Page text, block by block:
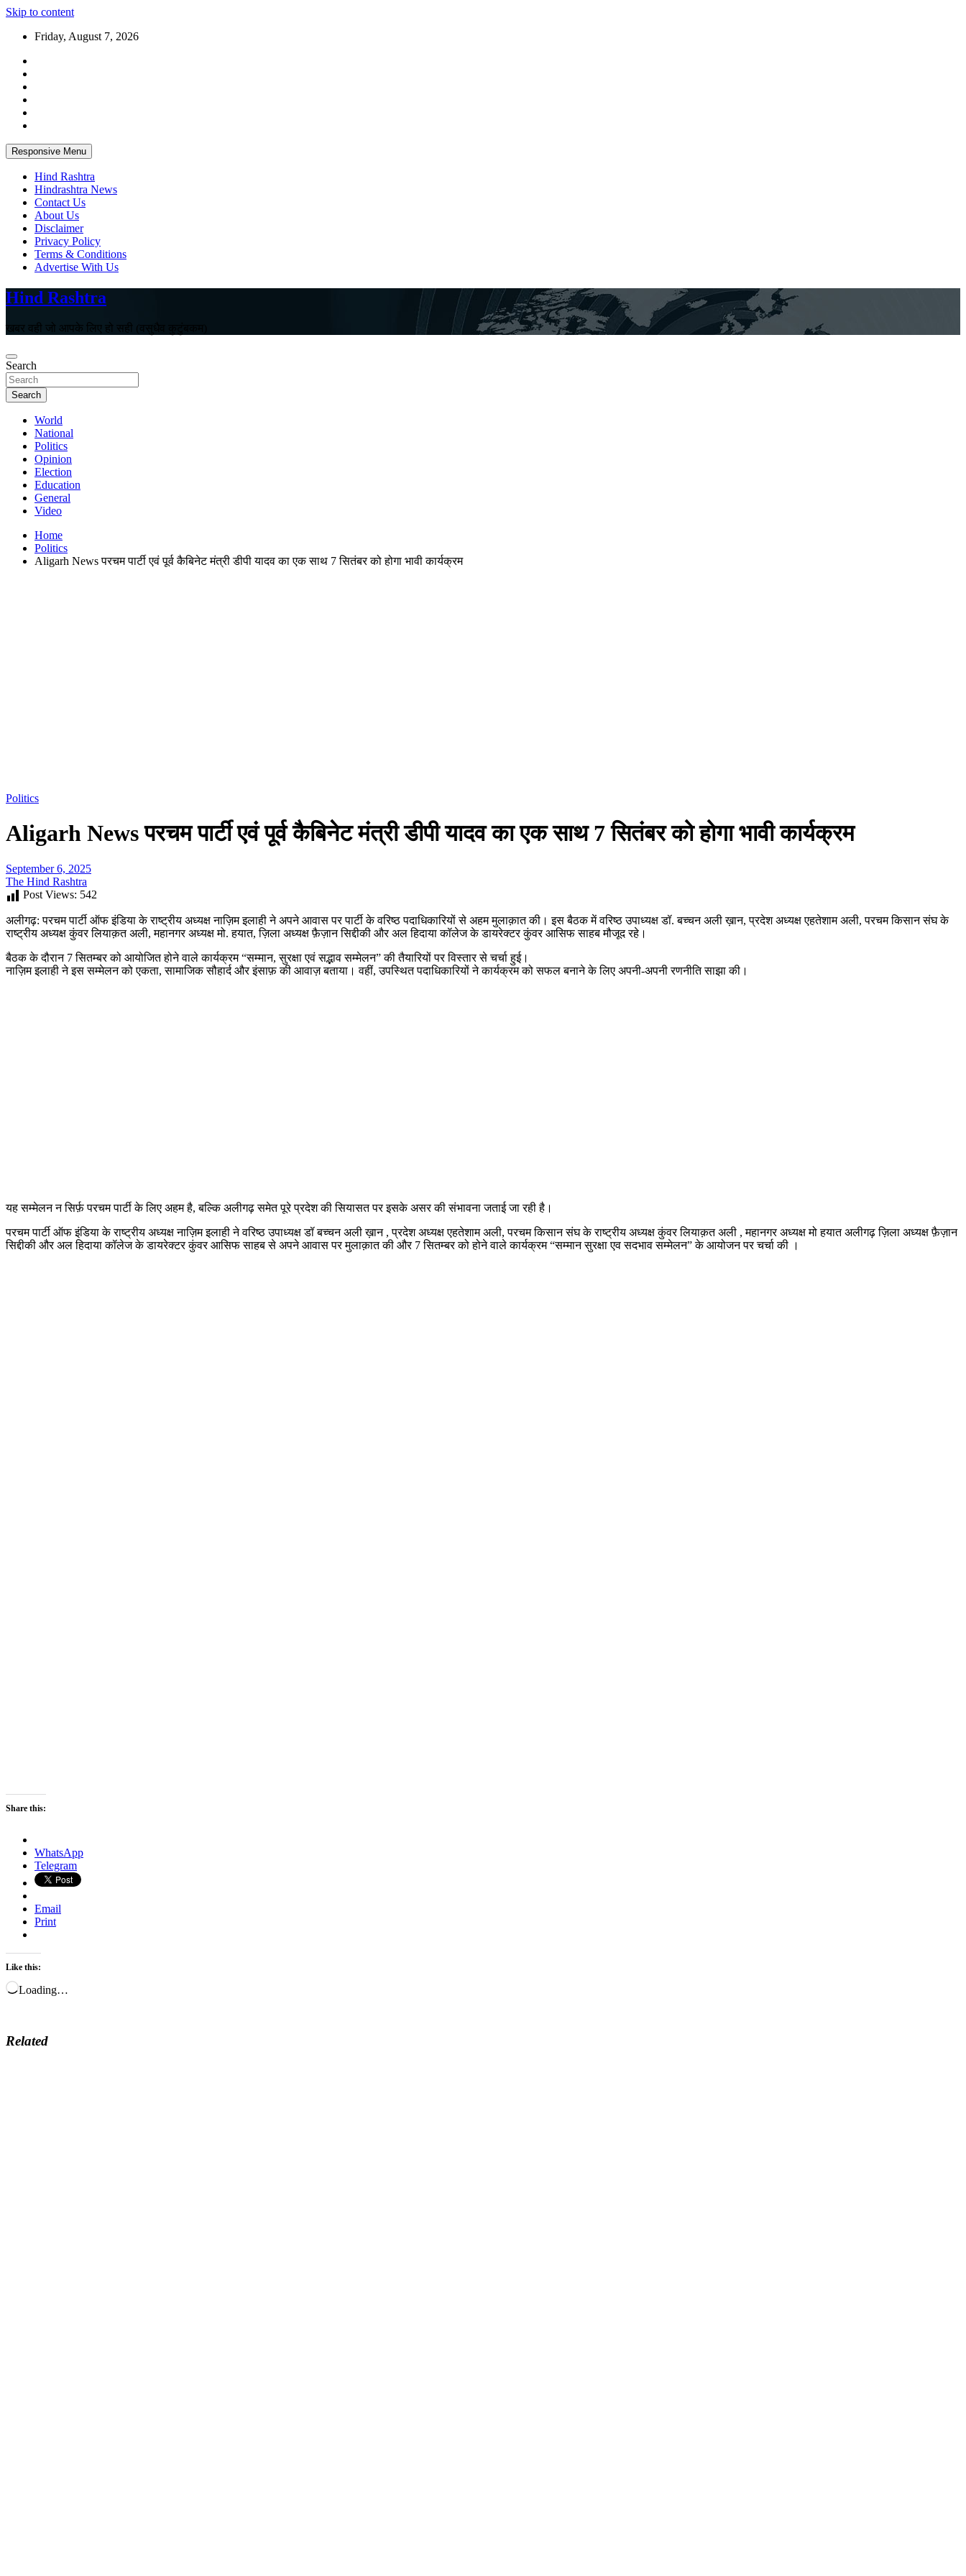
Skip to content
Friday, August 7, 2026
Responsive Menu
Hind Rashtra
Hindrashtra News
Contact Us
About Us
Disclaimer
Privacy Policy
Terms & Conditions
Advertise With Us
Hind Rashtra
खबर वही जो आपके लिए हो सही (वसुधैव कुटुंबकम)
Search
Search
World
National
Politics
Opinion
Election
Education
General
Video
Home
Politics
Aligarh News परचम पार्टी एवं पूर्व कैबिनेट मंत्री डीपी यादव का एक साथ 7 सितंबर को होगा भावी कार्यक्रम
Politics
Aligarh News परचम पार्टी एवं पूर्व कैबिनेट मंत्री डीपी यादव का एक साथ 7 सितंबर को होगा भावी कार्यक्रम
September 6, 2025
The Hind Rashtra
Post Views: 542
अलीगढ़: परचम पार्टी ऑफ इंडिया के राष्ट्रीय अध्यक्ष नाज़िम इलाही ने अपने आवास पर पार्टी के वरिष्ठ पदाधिकारियों से अहम मुलाक़ात की। इस बैठक में वरिष्ठ उपाध्यक्ष डॉ. बच्चन अली ख़ान, प्रदेश अध्यक्ष एहतेशाम अली, परचम किसान संघ के
राष्ट्रीय अध्यक्ष कुंवर लियाक़त अली, महानगर अध्यक्ष मो. हयात, ज़िला अध्यक्ष फ़ैज़ान सिद्दीकी और अल हिदाया कॉलेज के डायरेक्टर कुंवर आसिफ साहब मौजूद रहे।
बैठक के दौरान 7 सितम्बर को आयोजित होने वाले कार्यक्रम “सम्मान, सुरक्षा एवं सद्भाव सम्मेलन” की तैयारियों पर विस्तार से चर्चा हुई।
नाज़िम इलाही ने इस सम्मेलन को एकता, सामाजिक सौहार्द और इंसाफ़ की आवाज़ बताया। वहीं, उपस्थित पदाधिकारियों ने कार्यक्रम को सफल बनाने के लिए अपनी-अपनी रणनीति साझा की।
यह सम्मेलन न सिर्फ़ परचम पार्टी के लिए अहम है, बल्कि अलीगढ़ समेत पूरे प्रदेश की सियासत पर इसके असर की संभावना जताई जा रही है।
परचम पार्टी ऑफ इंडिया के राष्ट्रीय अध्यक्ष नाज़िम इलाही ने वरिष्ठ उपाध्यक्ष डॉ बच्चन अली ख़ान , प्रदेश अध्यक्ष एहतेशाम अली, परचम किसान संघ के राष्ट्रीय अध्यक्ष कुंवर लियाक़त अली , महानगर अध्यक्ष मो हयात अलीगढ़ ज़िला अध्यक्ष फ़ैज़ान
सिद्दीकी और अल हिदाया कॉलेज के डायरेक्टर कुंवर आसिफ साहब से अपने आवास पर मुलाक़ात की और 7 सितम्बर को होने वाले कार्यक्रम “सम्मान सुरक्षा एव सदभाव सम्मेलन” के आयोजन पर चर्चा की ।
Share this:
WhatsApp
Telegram
Email
Print
Like this:
Loading…
Related